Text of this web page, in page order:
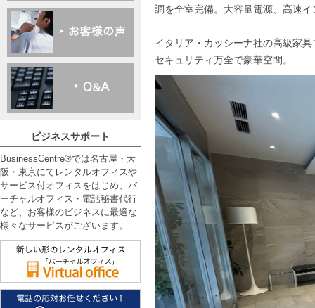
調を全室完備。大容量電源、高速
イタリア・カッシーナ社の高級家
セキュリティ万全で豪華空間。
ビジネスサポート
BusinessCentre®では名古屋・大
阪・東京にてレンタルオフィスや
サービス付オフィスをはじめ、バ
ーチャルオフィス・電話秘書代行
など、お客様のビジネスに最適な
様々なサービスがございます。